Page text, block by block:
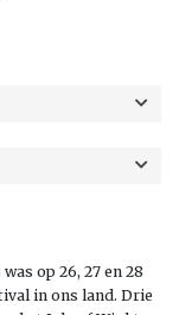
op 26, 27 en 28
in ons land. Drie